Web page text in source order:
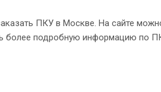
ПКУ в Москве. На сайте можно
более подробную информацию по